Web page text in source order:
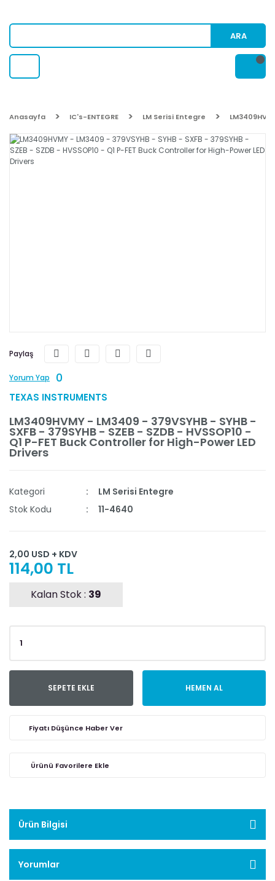
ARA
Anasayfa IC's-ENTEGRE LM Serisi Entegre
Paylaş
Yorum Yap 0
TEXAS INSTRUMENTS
LM3409HVMY - LM3409 - 379VSYHB - SYHB -
SXFB - 379SYHB - SZEB - SZDB - HVSSOP10 -
Q1 P-FET Buck Controller for High-Power LED
Drivers
Kategori
LM Serisi Entegre
Stok Kodu
11-4640
2,00 USD + KDV
114,00 TL
Kalan Stok : 39
SEPETE EKLE HEMEN AL
Fiyatı Düşünce Haber Ver
Ürün Bilgisi
Yorumlar